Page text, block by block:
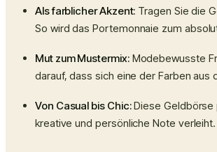
Als farblicher Akzent: Tragen Sie die
So wird das Portemonnaie zum
Mut zum Mustermix:Modebewusste
darauf, dass sich eine der Farben
Von Casual bis Chic:Diese Geldbörse
kreative und persönliche Note verleiht.